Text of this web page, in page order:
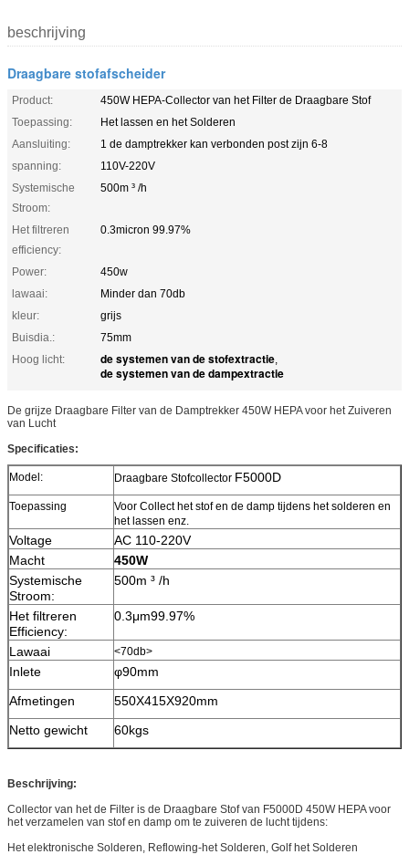
beschrijving
Draagbare stofafscheider
Product:
450W HEPA-Collector van het Filter de Draagbare Stof
Toepassing:
Het lassen en het Solderen
Aansluiting:
1 de damptrekker kan verbonden post zijn 6-8
spanning:
110V-220V
Systemische
Stroom:
500m ³ /h
Het filtreren
efficiency:
0.3micron 99.97%
Power:
450w
lawaai:
Minder dan 70db
kleur:
grijs
Buisdia.:
75mm
Hoog licht:
de systemen van de stofextractie,
de systemen van de dampextractie
De grijze Draagbare Filter van de Damptrekker 450W HEPA voor het Zuiveren
van Lucht
Specificaties:
Model: Draagbare Stofcollector F5000D
Toepassing
Voor Collect het stof en de damp tijdens het solderen en
het lassen enz.
Voltage
AC 110-220V
Macht
450W
Systemische
Stroom:
500m ³ /h
Het filtreren
Efficiency:
0.3μm99.97%
Lawaai <70db>
Inlete
φ90mm
Afmetingen
550X415X920mm
Netto gewicht
60kgs
Beschrijving:
Collector van het de Filter is de Draagbare Stof van F5000D 450W HEPA voor
het verzamelen van stof en damp om te zuiveren de lucht tijdens:
Het elektronische Solderen, Reflowing-het Solderen, Golf het Solderen